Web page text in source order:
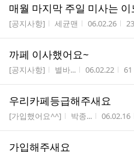
매월 마지막 주일 미사는
게시판명
[공지사항] 작성자
세균맨 작성시간
06.02.26 23
까페 이사했어요~
게시판명
[공지사항] 작성자
별바... 작성시간
06.02.22 조
61
우리카페등급해주새요
게시판명
[가입했어요^^] 작성자
박종... 작성시간
06.02.16
가입해주새요